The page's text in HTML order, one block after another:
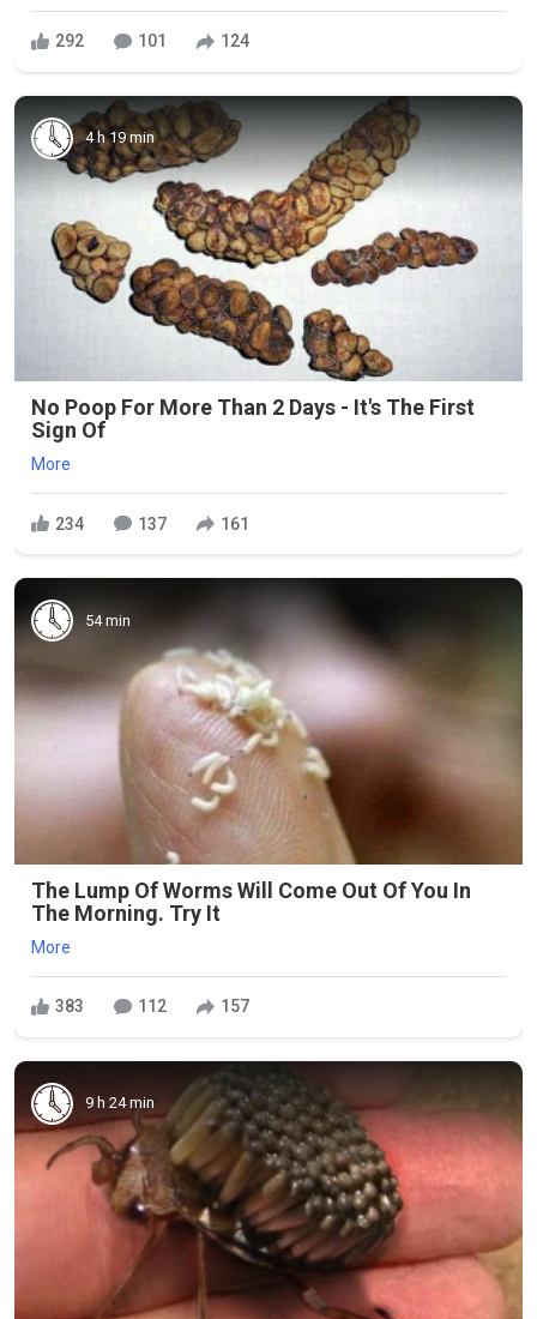
292 101 124
4 h 19 min
No Poop For More Than 2 Days - It's The First
Sign Of
More
234 137 161
54 min
The Lump Of Worms Will Come Out Of You In
The Morning. Try It
More
383 112 157
9 h 24 min